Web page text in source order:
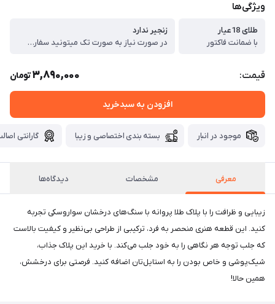
ویژگی‌ها
طلای 18عیار
با ضمانت فاکتور
زنجیر ندارد
در صورت نیاز به صورت تک میتونید سفارش بدید
قیمت: 3,890,000تومان
افزودن به سبدخرید
موجود در انبار بسته بندی اختصاصی و زیبا گارانتی
معرفی مشخصات دیدگاه‌ها
زیبایی و ظرافت را با پلاک طلا پروانه با سنگ‌های درخشان سواروسکی تجربه
کنید. این قطعه هنری منحصر به فرد، ترکیبی از طراحی بی‌نظیر و کیفیت بالاست
که جلب توجه هر نگاهی را به خود جلب می‌کند. با خرید این پلاک جذاب،
شیک‌پوشی و خاص بودن را به استایل‌تان اضافه کنید. فرصتی برای درخشش،
همین حالا!